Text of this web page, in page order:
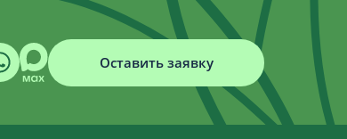
Оставить заявку